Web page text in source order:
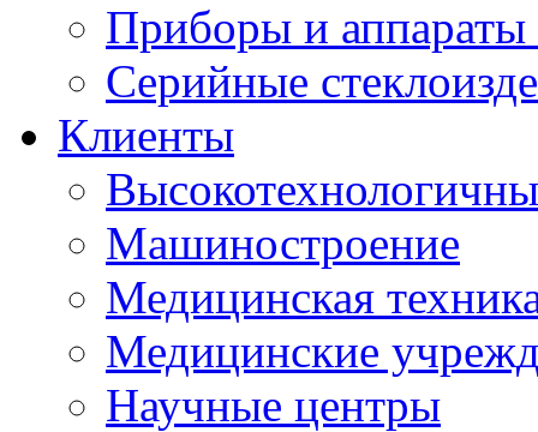
Приборы и аппараты
Серийные
Клиенты
Машиностроение
Медицинская
Медицинские
Научные центры